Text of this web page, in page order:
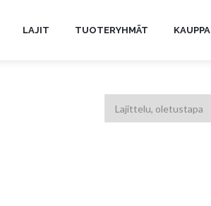
LAJIT TUOTERYHMÄT KAUPPA